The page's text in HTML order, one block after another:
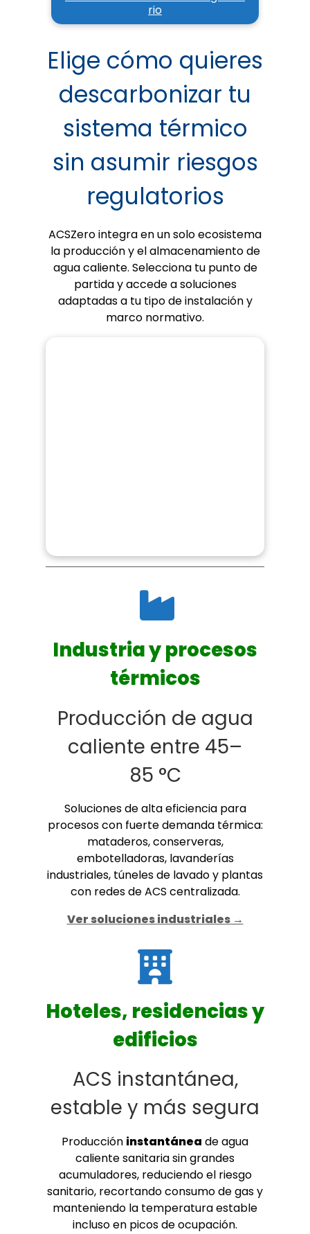
rio
Elige cómo quieres
descarbonizar tu
sistema térmico
sin asumir riesgos
regulatorios
ACSZero integra en un solo ecosistema
la producción y el almacenamiento de
agua caliente. Selecciona tu punto de
partida y accede a soluciones
adaptadas a tu tipo de instalación y
marco normativo.
Industria y procesos
térmicos
Producción de agua
caliente entre 45–
85 °C
Soluciones de alta eficiencia para
procesos con fuerte demanda térmica:
mataderos, conserveras,
embotelladoras, lavanderías
industriales, túneles de lavado y plantas
con redes de ACS centralizada.
Ver soluciones industriales →
Hoteles, residencias y
edificios
ACS instantánea,
estable y más segura
Producción instantánea de agua
caliente sanitaria sin grandes
acumuladores, reduciendo el riesgo
sanitario, recortando consumo de gas y
manteniendo la temperatura estable
incluso en picos de ocupación.